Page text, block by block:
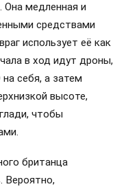
Она медленная и
средствами
использует её как
в ход идут дроны,
себя, а затем
высоте,
чтобы
британца
Вероятно,